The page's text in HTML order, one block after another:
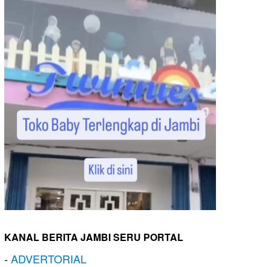
KANAL BERITA JAMBI SERU PORTAL
-ADVERTORIAL